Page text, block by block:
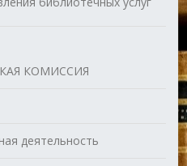
КОМИССИЯ
деятельность